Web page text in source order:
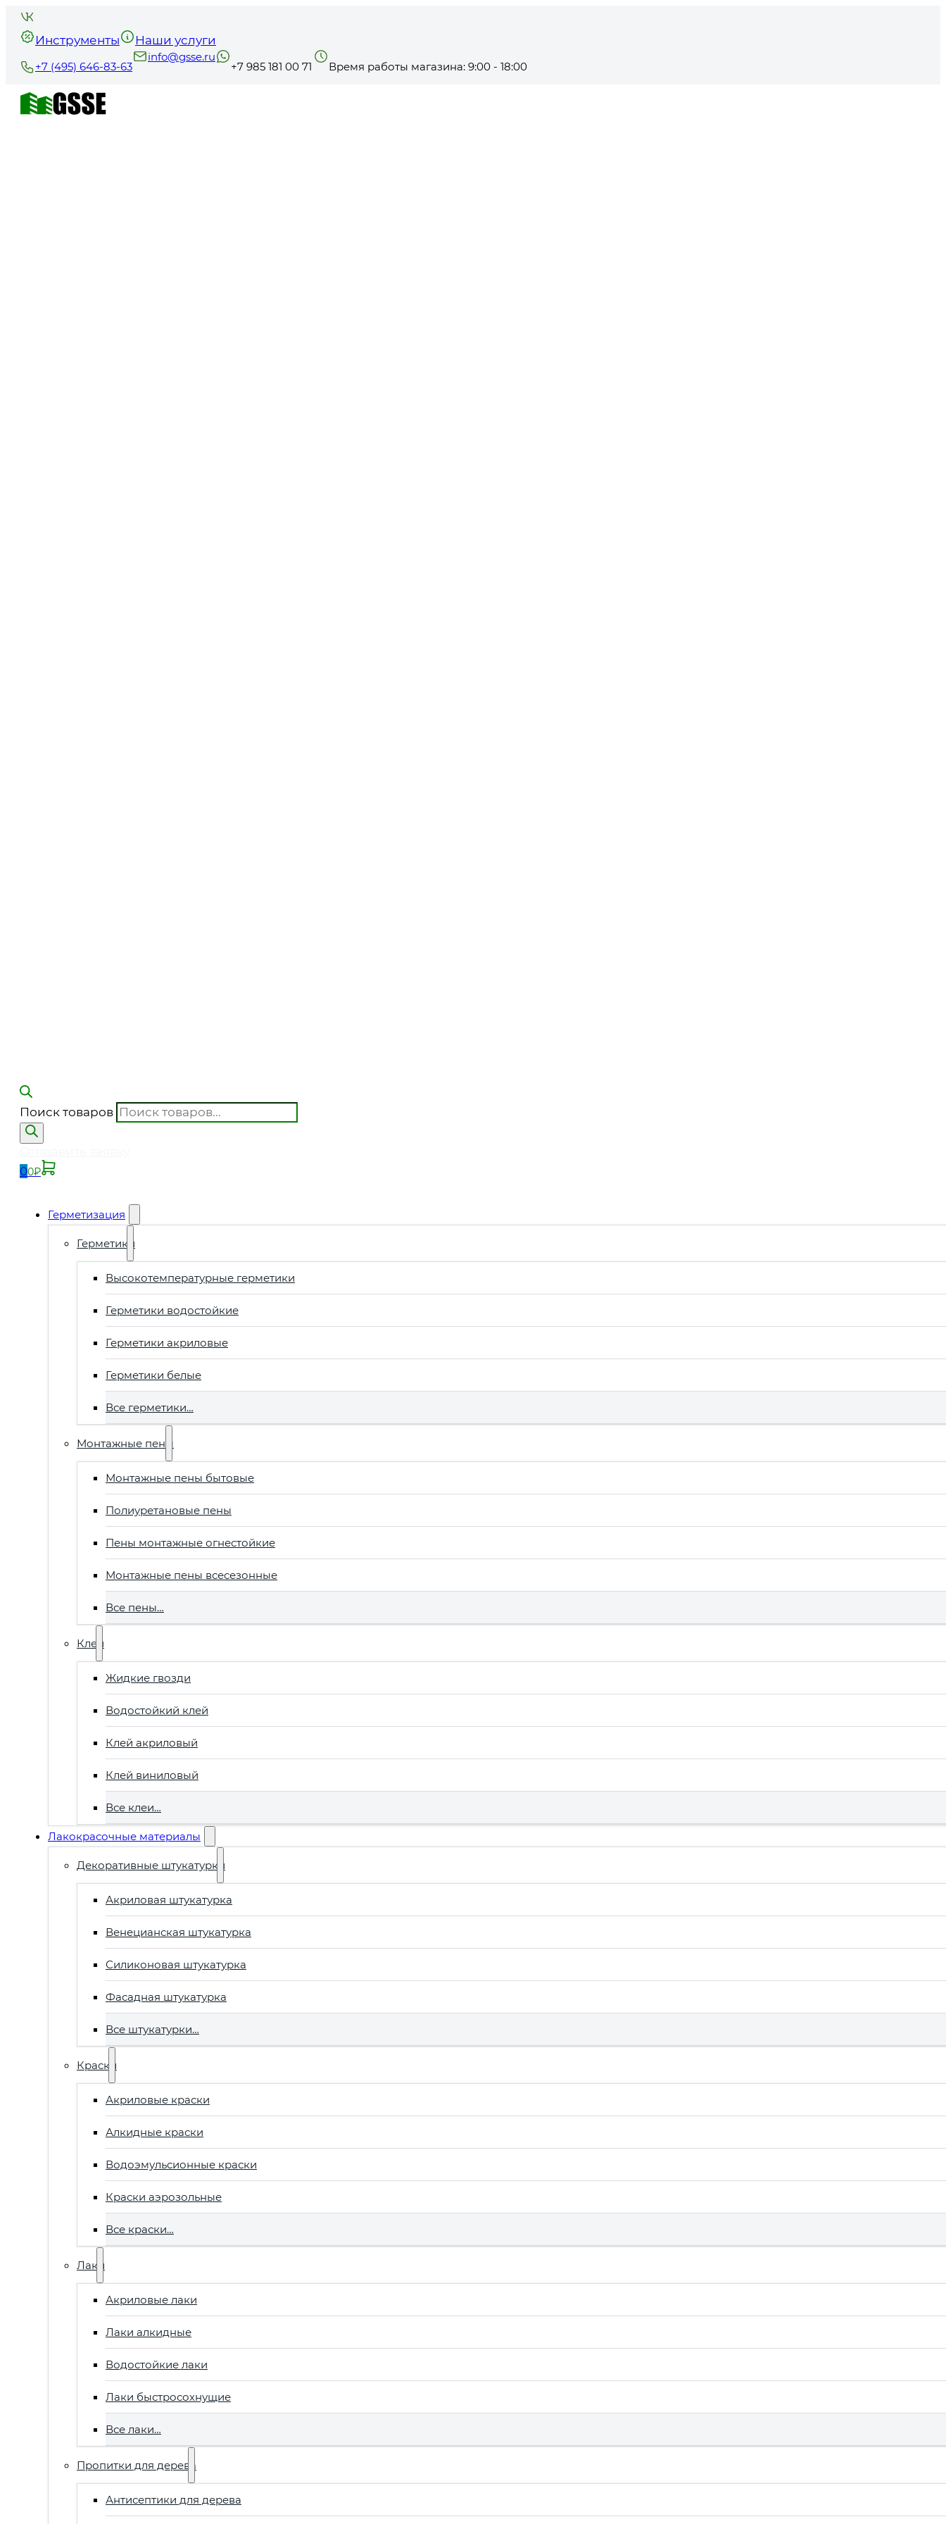
Инструменты Наши услуги
+7 (495) 646-83-63
info@gsse.ru
+7 985 181 00 71 Время работы магазина: 9:00 - 18:00
Поиск товаров
00₽
Герметизация
Герметики
Высокотемпературные герметики
Герметики водостойкие
Герметики акриловые
Герметики белые
Все герметики…
Монтажные пены
Монтажные пены бытовые
Полиуретановые пены
Пены монтажные огнестойкие
Монтажные пены всесезонные
Все пены…
Клеи
Жидкие гвозди
Водостойкий клей
Клей акриловый
Клей виниловый
Все клеи…
Лакокрасочные материалы
Декоративные штукатурки
Акриловая штукатурка
Венецианская штукатурка
Силиконовая штукатурка
Фасадная штукатурка
Все штукатурки…
Краски
Акриловые краски
Алкидные краски
Водоэмульсионные краски
Краски аэрозольные
Все краски…
Лаки
Акриловые лаки
Лаки алкидные
Водостойкие лаки
Лаки быстросохнущие
Все лаки…
Пропитки для дерева
Антисептики для дерева